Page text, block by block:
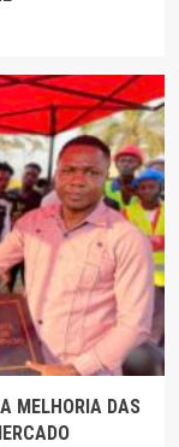
MELHORIA DAS